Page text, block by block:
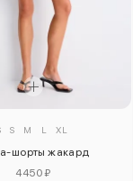
S M L XL
шорты жакард
4450 ₽